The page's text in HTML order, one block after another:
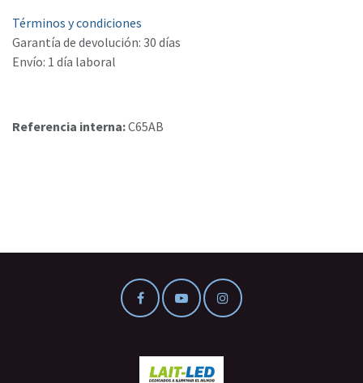
Términos y condiciones
Garantía de devolución: 30 días
Envío: 1 día laboral
Referencia interna:C65AB